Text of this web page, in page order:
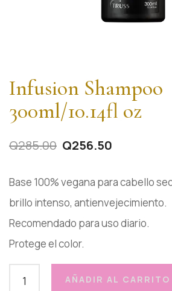
Infusion Shampoo
300ml/10.14fl oz
Q285.00 Q256.50
Base 100% vegana para cabello
brillo intenso, antienvejecimiento.
Recomendado para uso diario.
Protege el color.
AÑADIR AL CARRITO